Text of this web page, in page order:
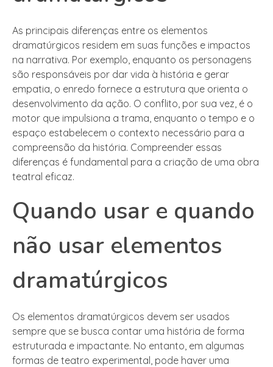
As principais diferenças entre os elementos
dramatúrgicos residem em suas funções e impactos
na narrativa. Por exemplo, enquanto os personagens
são responsáveis por dar vida à história e gerar
empatia, o enredo fornece a estrutura que orienta o
desenvolvimento da ação. O conflito, por sua vez, é o
motor que impulsiona a trama, enquanto o tempo e o
espaço estabelecem o contexto necessário para a
compreensão da história. Compreender essas
diferenças é fundamental para a criação de uma obra
teatral eficaz.
Quando usar e quando
não usar elementos
dramatúrgicos
Os elementos dramatúrgicos devem ser usados
sempre que se busca contar uma história de forma
estruturada e impactante. No entanto, em algumas
formas de teatro experimental, pode haver uma